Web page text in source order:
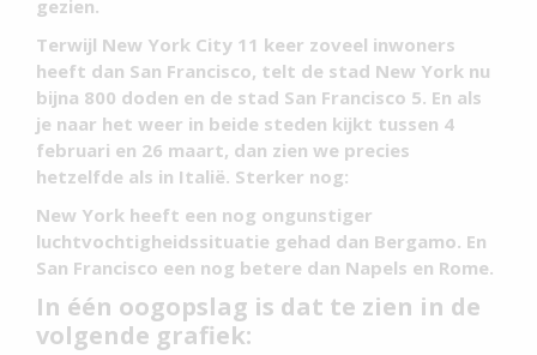
gezien.
Terwijl New York City 11 keer zoveel inwoners
heeft dan San Francisco, telt de stad New York nu
bijna 800 doden en de stad San Francisco 5. En als
je naar het weer in beide steden kijkt tussen 4
februari en 26 maart, dan zien we precies
hetzelfde als in Italië. Sterker nog:
New York heeft een nog ongunstiger
luchtvochtigheidssituatie gehad dan Bergamo. En
San Francisco een nog betere dan Napels en Rome.
In één oogopslag is dat te zien in de
volgende grafiek: